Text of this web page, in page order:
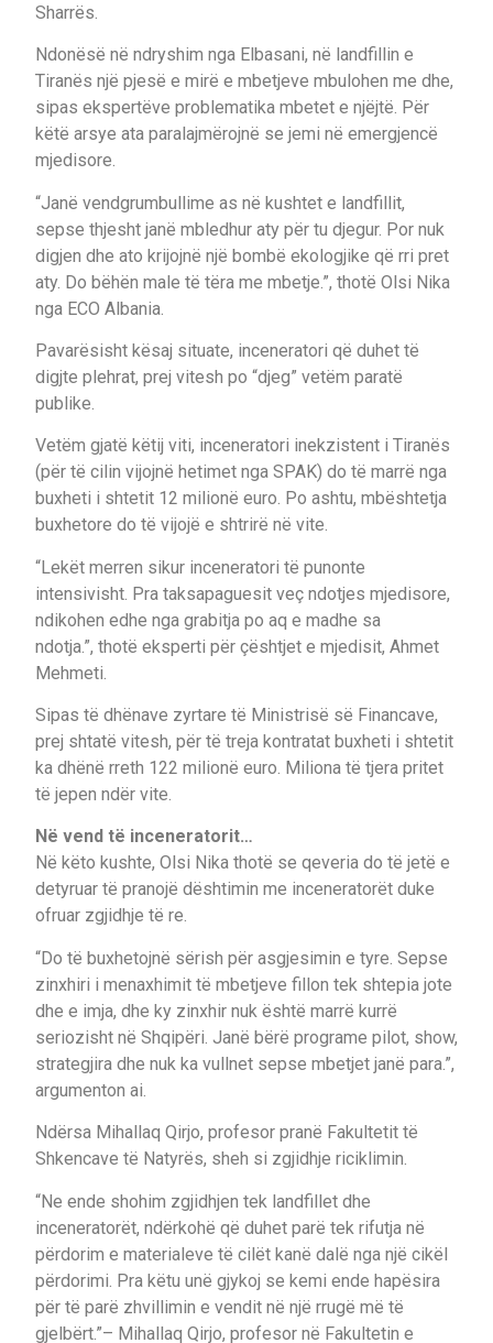
Sharrës.
Ndonësë në ndryshim nga Elbasani, në landfillin e
Tiranës një pjesë e mirë e mbetjeve mbulohen me dhe,
sipas ekspertëve problematika mbetet e njëjtë. Për
këtë arsye ata paralajmërojnë se jemi në emergjencë
mjedisore.
“Janë vendgrumbullime as në kushtet e landfillit,
sepse thjesht janë mbledhur aty për tu djegur. Por nuk
digjen dhe ato krijojnë një bombë ekologjike që rri pret
aty. Do bëhën male të tëra me mbetje.”, thotë Olsi Nika
nga ECO Albania.
Pavarësisht kësaj situate, inceneratori që duhet të
digjte plehrat, prej vitesh po “djeg” vetëm paratë
publike.
Vetëm gjatë këtij viti, inceneratori inekzistent i Tiranës
(për të cilin vijojnë hetimet nga SPAK) do të marrë nga
buxheti i shtetit 12 milionë euro. Po ashtu, mbështetja
buxhetore do të vijojë e shtrirë në vite.
“Lekët merren sikur inceneratori të punonte
intensivisht. Pra taksapaguesit veç ndotjes mjedisore,
ndikohen edhe nga grabitja po aq e madhe sa
ndotja.”, thotë eksperti për çështjet e mjedisit, Ahmet
Mehmeti.
Sipas të dhënave zyrtare të Ministrisë së Financave,
prej shtatë vitesh, për të treja kontratat buxheti i shtetit
ka dhënë rreth 122 milionë euro. Miliona të tjera pritet
të jepen ndër vite.
Në vend të inceneratorit…
Në këto kushte, Olsi Nika thotë se qeveria do të jetë e
detyruar të pranojë dështimin me inceneratorët duke
ofruar zgjidhje të re.
“Do të buxhetojnë sërish për asgjesimin e tyre. Sepse
zinxhiri i menaxhimit të mbetjeve fillon tek shtepia jote
dhe e imja, dhe ky zinxhir nuk është marrë kurrë
seriozisht në Shqipëri. Janë bërë programe pilot, show,
strategjira dhe nuk ka vullnet sepse mbetjet janë para.”,
argumenton ai.
Ndërsa Mihallaq Qirjo, profesor pranë Fakultetit të
Shkencave të Natyrës, sheh si zgjidhje riciklimin.
“Ne ende shohim zgjidhjen tek landfillet dhe
inceneratorët, ndërkohë që duhet parë tek rifutja në
përdorim e materialeve të cilët kanë dalë nga një cikël
përdorimi. Pra këtu unë gjykoj se kemi ende hapësira
për të parë zhvillimin e vendit në një rrugë më të
gjelbërt.”– Mihallaq Qirjo, profesor në Fakultetin e